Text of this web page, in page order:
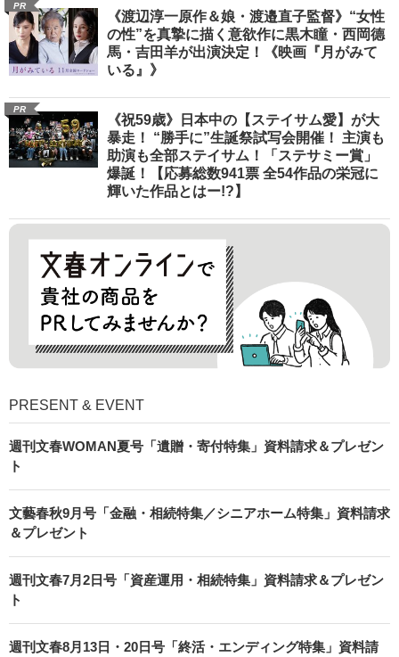
PR
《渡辺淳一原作＆娘・渡邉直子監督》“女性
の性”を真摯に描く意欲作に黒木瞳・西岡德
馬・吉田羊が出演決定！《映画『月がみて
いる』》
PR
《祝59歳》日本中の【ステイサム愛】が大
暴走！ “勝手に”生誕祭試写会開催！ 主演も
助演も全部ステイサム！「ステサミー賞」
爆誕！【応募総数941票 全54作品の栄冠に
輝いた作品とはー!?】
PRESENT & EVENT
週刊文春WOMAN夏号「遺贈・寄付特集」資料請求＆プレゼン
ト
文藝春秋9月号「金融・相続特集／シニアホーム特集」資料請求
＆プレゼント
週刊文春7月2日号「資産運用・相続特集」資料請求＆プレゼン
ト
週刊文春8月13日・20日号「終活・エンディング特集」資料請